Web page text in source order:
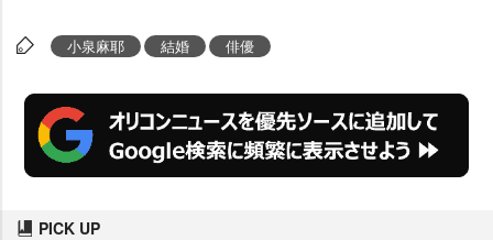
小泉麻耶 結婚 俳優
PICK UP